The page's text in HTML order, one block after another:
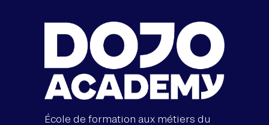
École de formation aux métiers du